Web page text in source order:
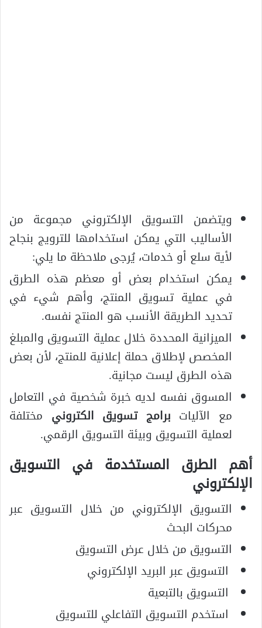
ويتضمن التسويق الإلكتروني مجموعة من
الأساليب التي يمكن استخدامها للترويج بنجاح
لأية سلع أو خدمات، يُرجى ملاحظة ما يلي:
يمكن استخدام بعض أو معظم هذه الطرق
في عملية تسويق المنتج، وأهم شيء في
تحديد الطريقة الأنسب هو المنتج نفسه.
الميزانية المحددة خلال عملية التسويق والمبلغ
المخصص لإطلاق حملة إعلانية للمنتج، لأن بعض
هذه الطرق ليست مجانية.
المسوق نفسه لديه خبرة شخصية في التعامل
مع الآليات برامج تسويق الكتروني مختلفة
لعملية التسويق وبيئة التسويق الرقمي.
أهم الطرق المستخدمة في التسويق
الإلكتروني
التسويق الإلكتروني من خلال التسويق عبر
محركات البحث
التسويق من خلال عرض التسويق
التسويق عبر البريد الإلكتروني
التسويق بالتبعية
استخدم التسويق التفاعلي للتسويق